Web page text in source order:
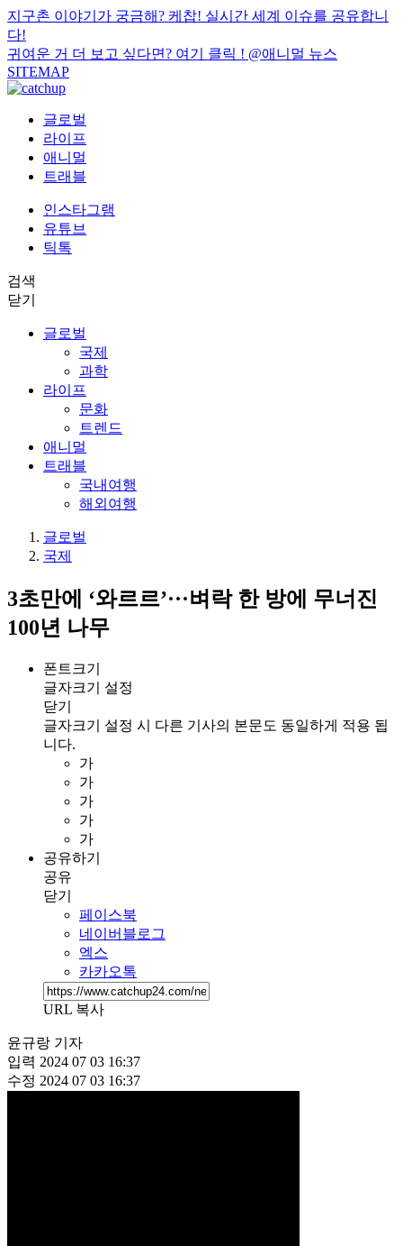
지구촌 이야기가 궁금해? 케찹! 실시간 세계 이슈를 공유합니
다!
귀여운 거 더 보고 싶다면? 여기 클릭 ! @애니멀 뉴스
SITEMAP
글로벌
라이프
애니멀
트래블
인스타그램
유튜브
틱톡
검색
닫기
글로벌
국제
과학
라이프
문화
트렌드
애니멀
트래블
국내여행
해외여행
글로벌
국제
3초만에 ‘와르르’···벼락 한 방에 무너진
100년 나무
폰트크기
글자크기 설정
닫기
글자크기 설정 시 다른 기사의 본문도 동일하게 적용 됩
니다.
가
가
가
가
가
공유하기
공유
닫기
페이스북
네이버블로그
엑스
카카오톡
URL 복사
윤규랑 기자
입력 2024 07 03 16:37
수정 2024 07 03 16:37